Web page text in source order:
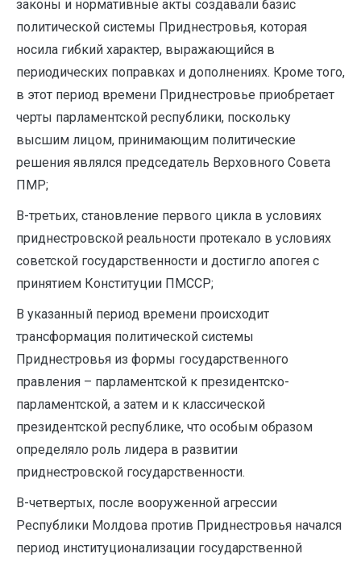
законы и нормативные акты создавали базис
политической системы Приднестровья, которая
носила гибкий характер, выражающийся в
периодических поправках и дополнениях. Кроме того,
в этот период времени Приднестровье приобретает
черты парламентской республики, поскольку
высшим лицом, принимающим политические
решения являлся председатель Верховного Совета
ПМР;
В-третьих, становление первого цикла в условиях
приднестровской реальности протекало в условиях
советской государственности и достигло апогея с
принятием Конституции ПМССР;
В указанный период времени происходит
трансформация политической системы
Приднестровья из формы государственного
правления – парламентской к президентско-
парламентской, а затем и к классической
президентской республике, что особым образом
определяло роль лидера в развитии
приднестровской государственности.
В-четвертых, после вооруженной агрессии
Республики Молдова против Приднестровья начался
период институционализации государственной